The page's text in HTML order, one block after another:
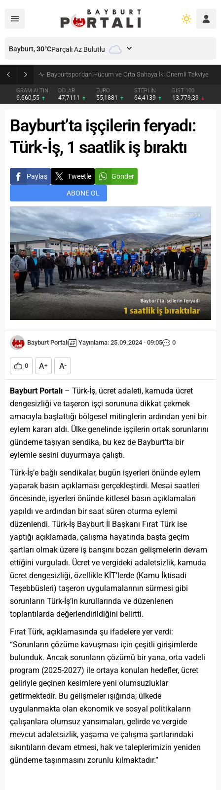
Bayburt’ta Minik Öğrencilere Jandarma Mesleği Tanıtıldı
GRAM ALTIN
6.660,55
DOLAR
47,7111
EURO
55,1881
STERLİN
64,4139
BIST 100
13.779,39
Bayburt,30°CParçalı Az Bulutlu
Bayburt’ta işçilerin feryadı:
Türk-İş, 1 saatlik iş bıraktı
Paylaş Tweetle Gönder
ABONE OL
Bayburt Portalı Yayınlama: 25.09.2024 - 09:05 0
0 A+ A-
Bayburt Portalı – Türk-İş, ücret adaleti, kamuda ücret
dengesizliği ve taşeron işçi sorununa dikkat çekmek
amacıyla başlattığı bölgesel mitinglerin ardından yeni bir
eylem kararı aldı. Ülke genelinde işçilerin ortak sorunlarını
gündeme taşıyan sendika, bu kez de Bayburt’ta bir
eylemle sesini duyurmaya çalıştı.
Türk-İş’e bağlı sendikalar, bugün işyerleri önünde eylem
yaparak basın açıklaması gerçekleştirdi. Mesai saatleri
öncesinde, işyerleri önünde kitlesel basın açıklamaları
yapıldı ve ardından bir saat süren oturma eylemi
düzenlendi. Türk-İş Bayburt İl Başkanı Fırat Türk ise
yaptığı açıklamada, çalışma hayatında başta geçim
şartları olmak üzere iş barışını bozan gelişmelerin devam
ettiğini vurguladı. Ücret ve vergideki adaletsizlik, kamuda
ücret dengesizliği, özellikle KİT’lerde (Kamu İktisadi
Teşebbüsleri) taşeron uygulamalarının sürmesi gibi
sorunların Türk-İş’in kurullarında ve düzenlenen
toplantılarda değerlendirildiğini belirtti.
Fırat Türk, açıklamasında şu ifadelere yer verdi:
“Sorunların çözüme kavuşması için çeşitli girişimlerde
bulunduk. Ancak sorunların çözümü bir yana, orta vadeli
program (2025-2027) ile ortaya konulan hedefler, ücret
geliriyle geçinen kesimlere yeni olumsuzluklar
getirmektedir. Bu gelişmeler ışığında; ülkede
uygulanmakta olan ekonomik ve sosyal politikaların
çalışanlara olumsuz yansımaları, gelirde ve vergide
mevcut adaletsizlik, yaşama ve çalışma şartlarındaki
sıkıntıların devam etmesi, hak ve taleplerimizin yeniden
gündeme taşınmasını zorunlu kılmaktadır.”